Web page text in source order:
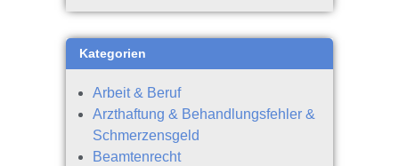
Kategorien
Arbeit & Beruf
Arzthaftung & Behandlungsfehler &
Schmerzensgeld
Beamtenrecht